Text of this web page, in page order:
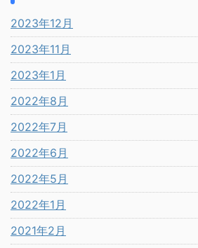
2023年12月
2023年11月
2023年1月
2022年8月
2022年7月
2022年6月
2022年5月
2022年1月
2021年2月